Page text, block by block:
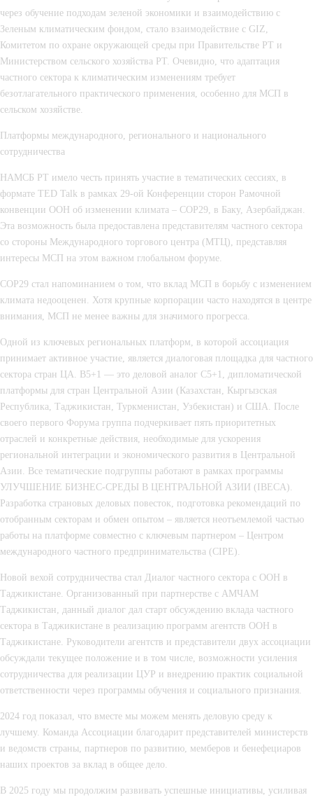
через обучение подходам зеленой экономики и взаимодействию с
Зеленым климатическим фондом, стало взаимодействие с GIZ,
Комитетом по охране окружающей среды при Правительстве РТ и
Министерством сельского хозяйства РТ. Очевидно, что адаптация
частного сектора к климатическим изменениям требует
безотлагательного практического применения, особенно для МСП в
сельском хозяйстве.
Платформы международного, регионального и национального
сотрудничества
НАМСБ РТ имело честь принять участие в тематических сессиях, в
формате TED Talk в рамках 29-ой Конференции сторон Рамочной
конвенции ООН об изменении климата – COP29, в Баку, Азербайджан.
Эта возможность была предоставлена представителям частного сектора
со стороны Международного торгового центра (МТЦ), представляя
интересы МСП на этом важном глобальном форуме.
COP29 стал напоминанием о том, что вклад МСП в борьбу с изменением
климата недооценен. Хотя крупные корпорации часто находятся в центре
внимания, МСП не менее важны для значимого прогресса.
Одной из ключевых региональных платформ, в которой ассоциация
принимает активное участие, является диалоговая площадка для частного
сектора стран ЦА. B5+1 — это деловой аналог C5+1, дипломатической
платформы для стран Центральной Азии (Казахстан, Кыргызская
Республика, Таджикистан, Туркменистан, Узбекистан) и США. После
своего первого Форума группа подчеркивает пять приоритетных
отраслей и конкретные действия, необходимые для ускорения
региональной интеграции и экономического развития в Центральной
Азии. Все тематические подгруппы работают в рамках программы
УЛУЧШЕНИЕ БИЗНЕС-СРЕДЫ В ЦЕНТРАЛЬНОЙ АЗИИ (IBECA).
Разработка страновых деловых повесток, подготовка рекомендаций по
отобранным секторам и обмен опытом – является неотъемлемой частью
работы на платформе совместно с ключевым партнером – Центром
международного частного предпринимательства (CIPE).
Новой вехой сотрудничества стал Диалог частного сектора с ООН в
Таджикистане. Организованный при партнерстве с АМЧАМ
Таджикистан, данный диалог дал старт обсуждению вклада частного
сектора в Таджикистане в реализацию программ агентств ООН в
Таджикистане. Руководители агентств и представители двух ассоциации
обсуждали текущее положение и в том числе, возможности усиления
сотрудничества для реализации ЦУР и внедрению практик социальной
ответственности через программы обучения и социального признания.
2024 год показал, что вместе мы можем менять деловую среду к
лучшему. Команда Ассоциации благодарит представителей министерств
и ведомств страны, партнеров по развитию, мемберов и бенефециаров
наших проектов за вклад в общее дело.
В 2025 году мы продолжим развивать успешные инициативы, усиливая